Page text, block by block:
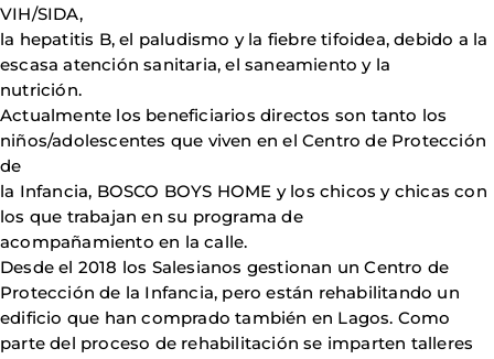
VIH/SIDA,
la hepatitis B, el paludismo y la fiebre tifoidea, debido a la
escasa atención sanitaria, el saneamiento y la
nutrición.
Actualmente los beneficiarios directos son tanto los
niños/adolescentes que viven en el Centro de Protección
de
la Infancia, BOSCO BOYS HOME y los chicos y chicas con
los que trabajan en su programa de
acompañamiento en la calle.
Desde el 2018 los Salesianos gestionan un Centro de
Protección de la Infancia, pero están rehabilitando un
edificio que han comprado también en Lagos. Como
parte del proceso de rehabilitación se imparten talleres